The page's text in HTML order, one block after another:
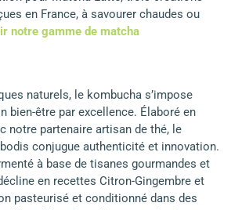
en France, à savourer chaudes ou
notre gamme de matcha
naturels, le kombucha s’impose
bien-être par excellence. Élaboré en
notre partenaire artisan de thé, le
conjugue authenticité et innovation.
à base de tisanes gourmandes et
en recettes Citron-Gingembre et
pasteurisé et conditionné dans des